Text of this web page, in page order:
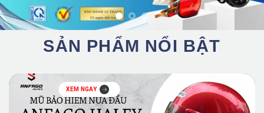
SẢN PHẨM NỔI BẬT
XEM NGAY